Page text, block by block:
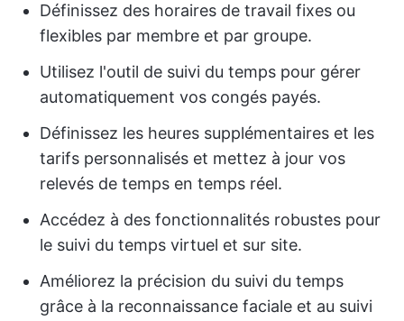
Définissez des horaires de travail fixes ou
flexibles par membre et par groupe.
Utilisez l'outil de suivi du temps pour gérer
automatiquement vos congés payés.
Définissez les heures supplémentaires et les
tarifs personnalisés et mettez à jour vos
relevés de temps en temps réel.
Accédez à des fonctionnalités robustes pour
le suivi du temps virtuel et sur site.
Améliorez la précision du suivi du temps
grâce à la reconnaissance faciale et au suivi